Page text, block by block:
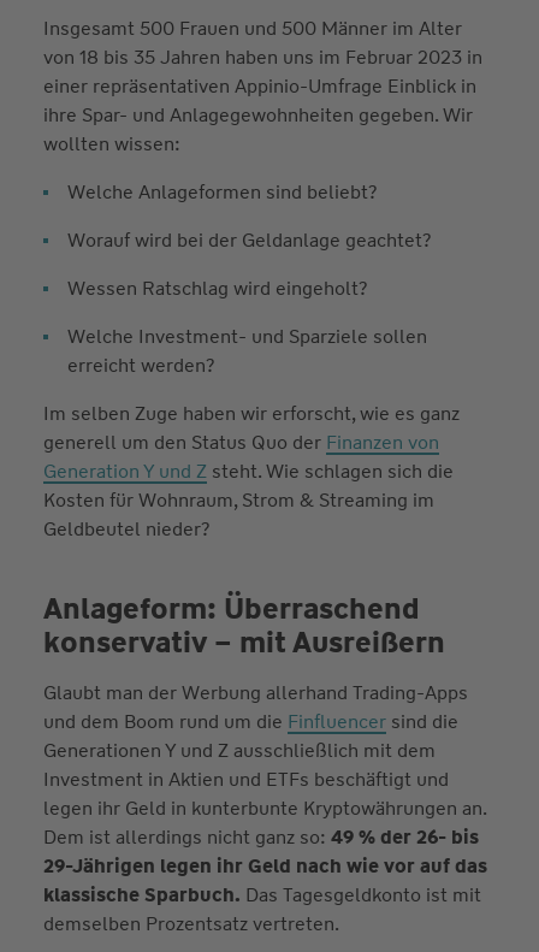
Insgesamt 500 Frauen und 500 Männer im Alter
von 18 bis 35 Jahren haben uns im Februar 2023 in
einer repräsentativen Appinio-Umfrage Einblick in
ihre Spar- und Anlagegewohnheiten gegeben. Wir
wollten wissen:
Welche Anlageformen sind beliebt?
Worauf wird bei der Geldanlage geachtet?
Wessen Ratschlag wird eingeholt?
Welche Investment- und Sparziele sollen
erreicht werden?
Im selben Zuge haben wir erforscht, wie es ganz
generell um den Status Quo der Finanzen von
Generation Y und Zsteht. Wie schlagen sich die
Kosten für Wohnraum, Strom & Streaming im
Geldbeutel nieder?
Anlageform: Überraschend
konservativ – mit Ausreißern
Glaubt man der Werbung allerhand Trading-Apps
und dem Boom rund um die Finfluencersind die
Generationen Y und Z ausschließlich mit dem
Investment in Aktien und ETFs beschäftigt und
legen ihr Geld in kunterbunte Kryptowährungen an.
Dem ist allerdings nicht ganz so: 49 % der 26- bis
29-Jährigen legen ihr Geld nach wie vor auf das
klassische Sparbuch. Das Tagesgeldkonto ist mit
demselben Prozentsatz vertreten.